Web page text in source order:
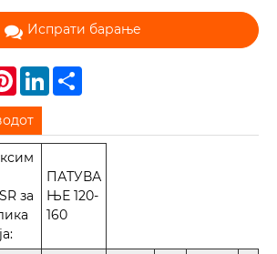
Испрати барање
PinterestLinkedIn
за
ПАТУВА
ЊЕ 120-
160